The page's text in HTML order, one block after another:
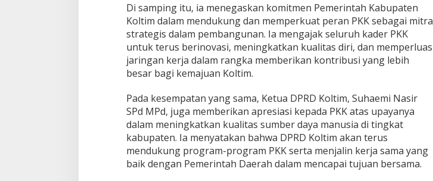
Di samping itu, ia menegaskan komitmen Pemerintah Kabupaten
Koltim dalam mendukung dan memperkuat peran PKK sebagai mitra
strategis dalam pembangunan. Ia mengajak seluruh kader PKK
untuk terus berinovasi, meningkatkan kualitas diri, dan memperluas
jaringan kerja dalam rangka memberikan kontribusi yang lebih
besar bagi kemajuan Koltim.
Pada kesempatan yang sama, Ketua DPRD Koltim, Suhaemi Nasir
SPd MPd, juga memberikan apresiasi kepada PKK atas upayanya
dalam meningkatkan kualitas sumber daya manusia di tingkat
kabupaten. Ia menyatakan bahwa DPRD Koltim akan terus
mendukung program-program PKK serta menjalin kerja sama yang
baik dengan Pemerintah Daerah dalam mencapai tujuan bersama.